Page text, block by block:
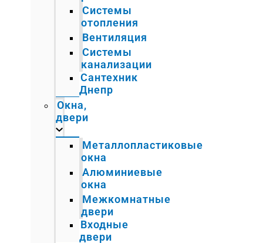
Системы
отопления
Вентиляция
Системы
канализации
Сантехник
Днепр
Окна,
двери
Металлопластиковые
окна
Алюминиевые
окна
Межкомнатные
двери
Входные
двери